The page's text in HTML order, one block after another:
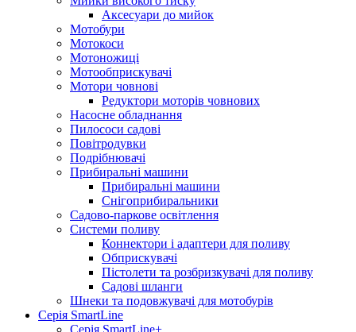
Аксесуари до мийок
Мотобури
Мотокоси
Мотоножиці
Мотообприскувачі
Мотори човнові
Редуктори моторів човнових
Насосне обладнання
Пилососи садові
Повітродувки
Подрібнювачі
Прибиральні машини
Прибиральні машини
Снігоприбиральники
Садово-паркове освітлення
Системи поливу
Коннектори і адаптери для поливу
Обприскувачі
Пістолети та розбризкувачі для поливу
Садові шланги
Шнеки та подовжувачі для мотобурів
Серія SmartLine
Серія SmartLine+